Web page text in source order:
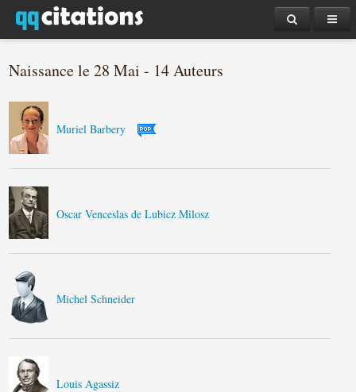
Naissance le 28 Mai - 14 Auteurs
Muriel Barbery
Oscar Venceslas de Lubicz Milosz
Michel Schneider
Louis Agassiz